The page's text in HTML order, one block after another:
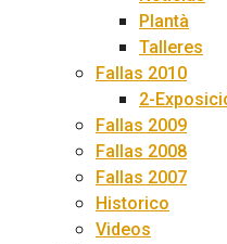
Plantà
Talleres
Fallas 2010
2-
Fallas 2009
Fallas 2008
Fallas 2007
Historico
Videos